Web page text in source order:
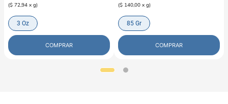
($ 72,94 x g)
3 Oz
COMPRAR
($ 140,00 x g)
85 Gr
COMPRAR